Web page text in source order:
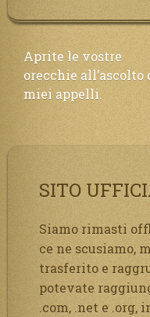
Navigazione
articoli
Aprite le vostre
orecchie all’ascolto
miei appelli.
SITO
Siamo rimasti
ce ne scusiamo,
trasferito e
potevate
.com, .net e .org,